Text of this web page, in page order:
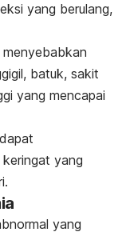
yang berulang,
batuk, sakit
yang mencapai
yang
yang